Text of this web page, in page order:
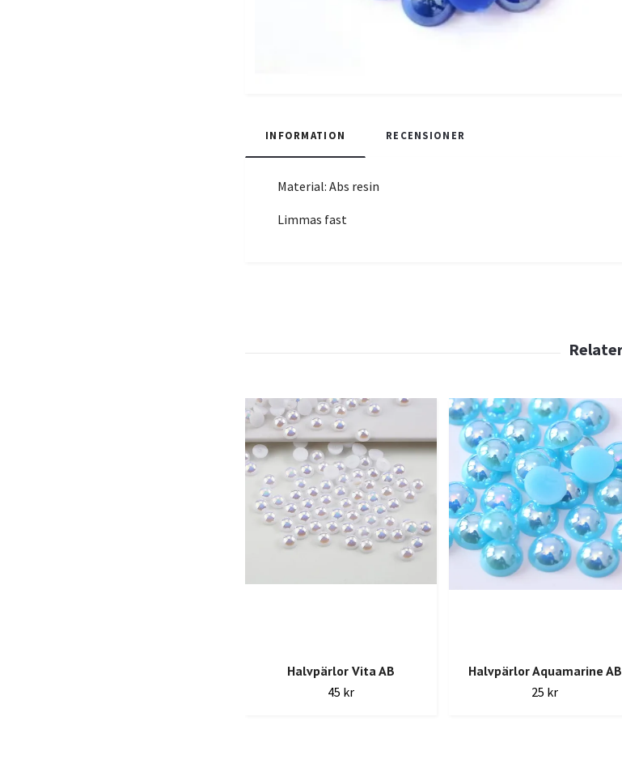
INFORMATION RECENSIONER
Material: Abs resin
Limmas fast
Halvpärlor Vita AB
45 kr
Halvpärlor Aquamarine AB
25 kr